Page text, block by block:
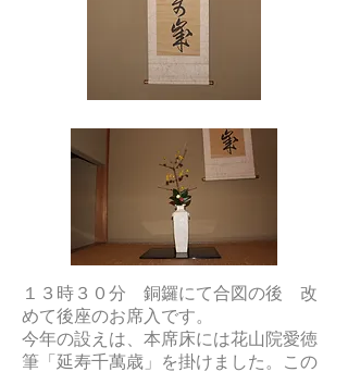
１３時３０分 銅鑼にて合図の後 改
めて後座のお席入です。
今年の設えは、本席床には花山院愛徳
筆「延寿千萬歳」を掛けました。この